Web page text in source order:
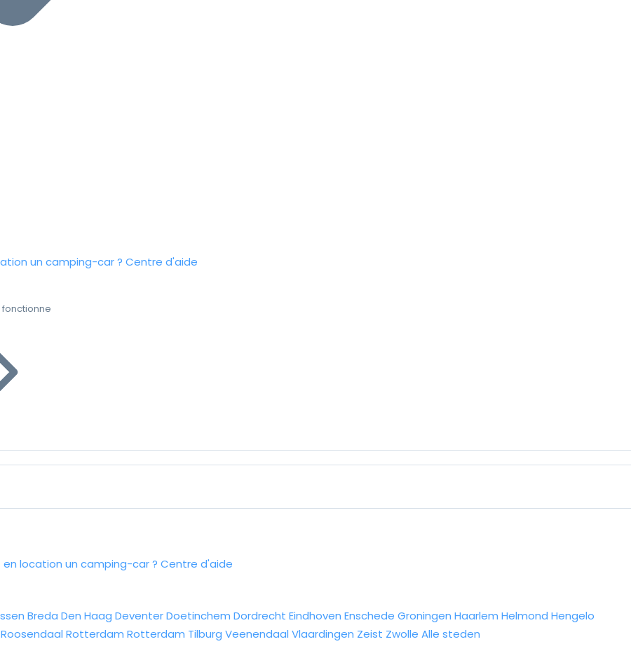
un camping-car ? Centre d'aide
location un camping-car ? Centre d'aide
Breda Den Haag DeventerDoetinchem Dordrecht Eindhoven Enschede Groningen Haarlem Helmond Hengelo
Roosendaal Rotterdam Rotterdam Tilburg Veenendaal Vlaardingen Zeist Zwolle Alle steden